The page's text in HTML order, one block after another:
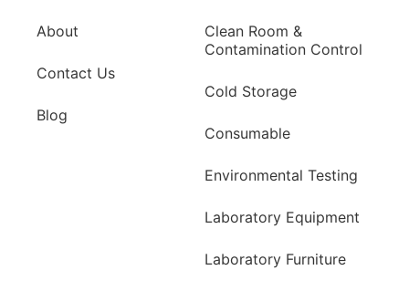
About
Contact Us
Blog
Clean Room &
Contamination Control
Cold Storage
Consumable
Environmental Testing
Laboratory Equipment
Laboratory Furniture